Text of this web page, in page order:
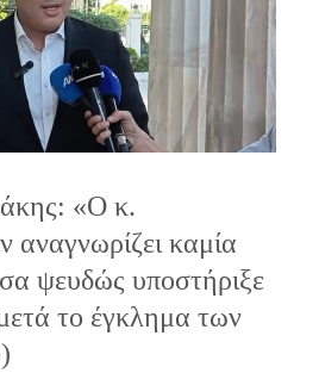
«Ο κ.
καμία
ψευδώς υποστήριξε
το έγκλημα των